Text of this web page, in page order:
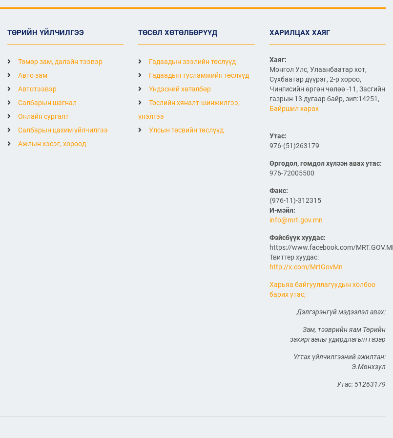
шуудангийн марк
хэвлэгдлээ
2026/07/06
Монгол Улсын агаарын
тээврийн салбарын
хөгжлийн ирээдүйн чиг
хандлагыг хамтдаа
тодорхойлж байна
Нефть импортлогч
компаниудын төлөөллийг
хүлээн авч уулзлаа
2026/06/29 1
ЗАМ, ТЭЭВРИЙН САЙД
Б.ДЭЛГЭРСАЙХАН ЯПОН
УЛСЫН ЭЛЧИН САЙДТАЙ
НИСЭХ БУУДЛЫН
ӨРГӨТГӨЛИЙН ТӨСЛИЙН
2026/06/29
Канад Улстай Агаарын
харилцааны хэлэлцээрийг
байгуулна
2026/06/29
ТӨРИЙН ЖИНХЭНЭ АЛБАН
ХААГЧИЙГ ШИЛЖҮҮЛЭН
БОЛОН СЭЛГЭН
АЖИЛЛУУЛАХ ТУХАЙ ЗАР
САЙД Б.ДЭЛГЭРСАЙХАН
БАЙДАЛ, ТҮЛШНИЙ НӨӨЦ
БҮРДҮҮЛЭЛТ, БҮТЭЭН
2026/06/29
ТӨРИЙН ҮЙЛЧИЛГЭЭ
Төмөр зам, далайн тээвэр
Авто зам
Автотээвэр
Салбарын шагнал
Онлайн сургалт
Салбарын цахим үйлчилгээ
Ажлын хэсэг, хороод
ТӨСӨЛ ХӨТӨЛБӨРҮҮД
Гадаадын зээлийн төслүүд
Гадаадын тусламжийн төслүүд
Үндэсний хөтөлбөр
Төслийн хяналт-шинжилгээ,
үнэлгээ
Улсын төсвийн төслүүд
ХАРИЛЦАХ ХАЯГ
Хаяг:
Монгол Улс, Улаанбаатар хот,
Сүхбаатар дүүрэг, 2-р хороо,
Чингисийн өргөн чөлөө -11, Засгийн
газрын 13 дугаар байр, зип:14251,
Байршил харах
Утас:
976-(51)263179
Өргөдөл, гомдол хүлээн авах утас:
976-72005500
Факс:
(976-11)-312315
И-мэйл:
info@mrt.gov.mn
Фэйсбүүк хуудас:
https://www.facebook.com/
Твиттер хуудас:
http://x.com/MrtGovMn
Харьяа байгууллагуудын холбоо
барих утас;
Дэлгэрэнгүй мэдээлэл авах:
Зам, тээврийн яам Төрийн
захиргааны удирдлагын газар
Угтах үйлчилгээний ажилтан:
Э.Мөнхзул
Утас: 51263179